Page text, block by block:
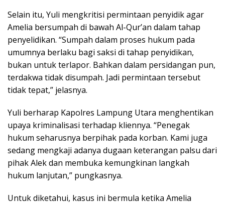
Selain itu, Yuli mengkritisi permintaan penyidik agar
Amelia bersumpah di bawah Al-Qur’an dalam tahap
penyelidikan. “Sumpah dalam proses hukum pada
umumnya berlaku bagi saksi di tahap penyidikan,
bukan untuk terlapor. Bahkan dalam persidangan pun,
terdakwa tidak disumpah. Jadi permintaan tersebut
tidak tepat,” jelasnya.
Yuli berharap Kapolres Lampung Utara menghentikan
upaya kriminalisasi terhadap kliennya. “Penegak
hukum seharusnya berpihak pada korban. Kami juga
sedang mengkaji adanya dugaan keterangan palsu dari
pihak Alek dan membuka kemungkinan langkah
hukum lanjutan,” pungkasnya.
Untuk diketahui, kasus ini bermula ketika Amelia